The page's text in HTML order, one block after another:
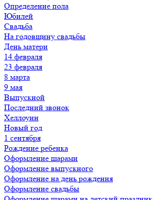
Определение пола
Юбилей
Свадьба
На годовщину свадьбы
День матери
14 февраля
23 февраля
8 марта
9 мая
Выпускной
Последний звонок
Хеллоуин
Новый год
1 сентября
Рождение ребенка
Оформление шарами
Оформление выпускного
Оформление на день рождения
Оформление свадьбы